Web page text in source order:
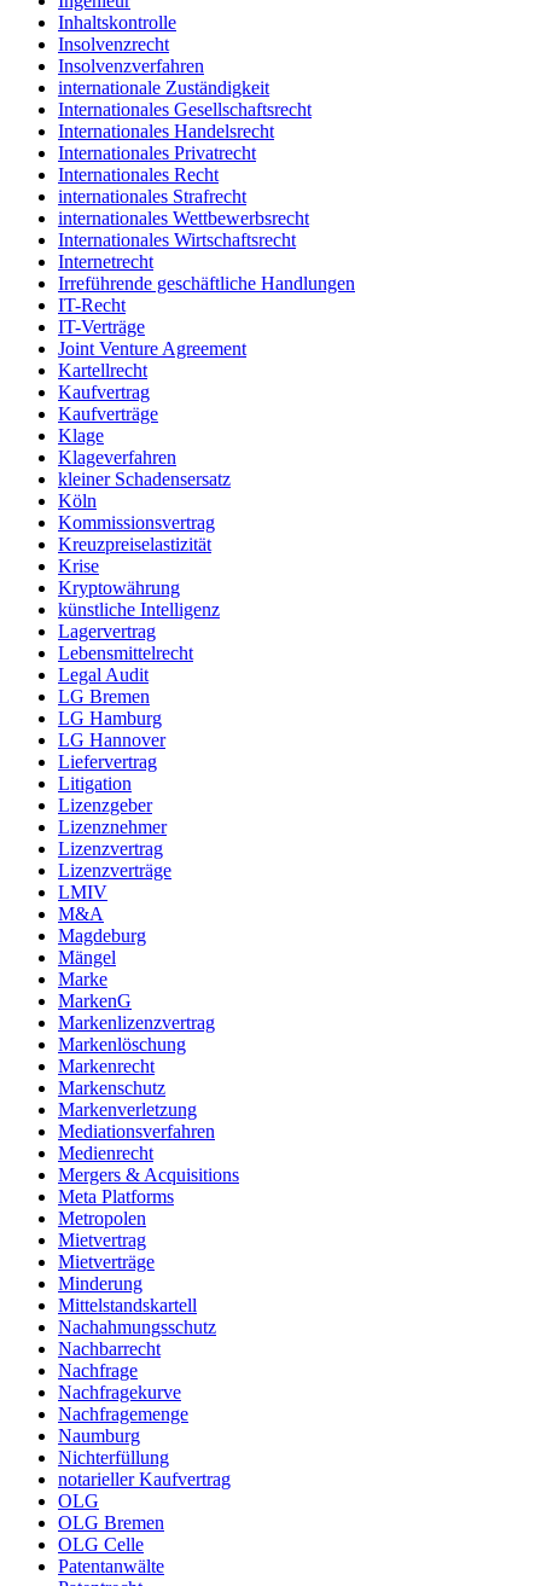
Inhaltskontrolle
Insolvenzrecht
Insolvenzverfahren
internationale Zuständigkeit
Internationales Gesellschaftsrecht
Internationales Handelsrecht
Internationales Privatrecht
Internationales Recht
internationales Strafrecht
internationales Wettbewerbsrecht
Internationales Wirtschaftsrecht
Internetrecht
Irreführende geschäftliche Handlungen
IT-Recht
IT-Verträge
Joint Venture Agreement
Kartellrecht
Kaufvertrag
Kaufverträge
Klage
Klageverfahren
kleiner Schadensersatz
Köln
Kommissionsvertrag
Kreuzpreiselastizität
Krise
Kryptowährung
künstliche Intelligenz
Lagervertrag
Lebensmittelrecht
Legal Audit
LG Bremen
LG Hamburg
LG Hannover
Liefervertrag
Litigation
Lizenzgeber
Lizenznehmer
Lizenzvertrag
Lizenzverträge
LMIV
M&A
Magdeburg
Mängel
Marke
MarkenG
Markenlizenzvertrag
Markenlöschung
Markenrecht
Markenschutz
Markenverletzung
Mediationsverfahren
Medienrecht
Mergers & Acquisitions
Meta Platforms
Metropolen
Mietvertrag
Mietverträge
Minderung
Mittelstandskartell
Nachahmungsschutz
Nachbarrecht
Nachfrage
Nachfragekurve
Nachfragemenge
Naumburg
Nichterfüllung
notarieller Kaufvertrag
OLG
OLG Bremen
OLG Celle
Patentanwälte